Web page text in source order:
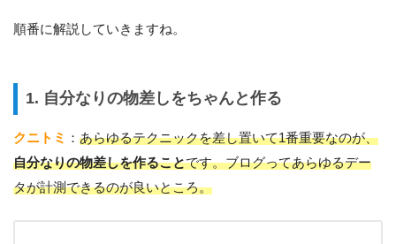
順番に解説していきますね。
1. 自分なりの物差しをちゃんと作る
クニトミ ： あらゆるテクニックを差し置いて1番重要なのが、
自分なりの物差しを作ることです。ブログってあらゆるデー
タが計測できるのが良いところ。